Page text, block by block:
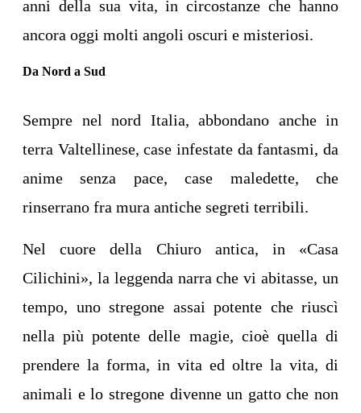
anni della sua vita, in circostanze che hanno
ancora oggi molti angoli oscuri e misteriosi.
Da Nord a Sud
Sempre nel nord Italia, abbondano anche in
terra Valtellinese, case infestate da fantasmi, da
anime senza pace, case maledette, che
rinserrano fra mura antiche segreti terribili.
Nel cuore della Chiuro antica, in «Casa
Cilichini», la leggenda narra che vi abitasse, un
tempo, uno stregone assai potente che riuscì
nella più potente delle magie, cioè quella di
prendere la forma, in vita ed oltre la vita, di
animali e lo stregone divenne un gatto che non